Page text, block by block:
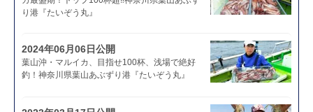
り港『たいぞう丸』
2024年06月06日公開
葉山沖・マルイカ、目指せ100杯、浅場で絶好
釣！神奈川県葉山あぶずり港『たいぞう丸』